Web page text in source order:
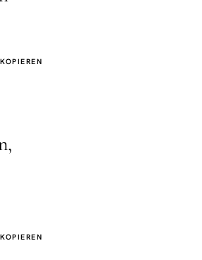
KOPIEREN
KOPIEREN